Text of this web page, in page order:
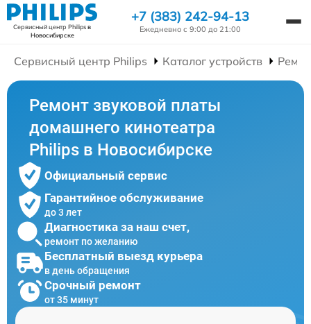
Сервисный центр Philipsв
Новосибирске
+7 (383) 242-94-13
Ежедневно с 9:00 до 21:00
Сервисный центр Philips Каталог устройств
Ремонт звуковой платы
домашнего кинотеатра
Philips в Новосибирске
Официальный сервис
Гарантийное обслуживание
до 3 лет
Диагностика за наш счет,
ремонт по желанию
Бесплатный выезд курьера
в день обращения
Срочный ремонт
от 35 минут